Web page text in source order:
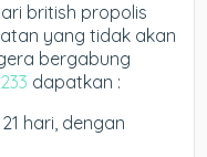
british propolis
yang tidak akan
bergabung
dapatkan :
hari, dengan